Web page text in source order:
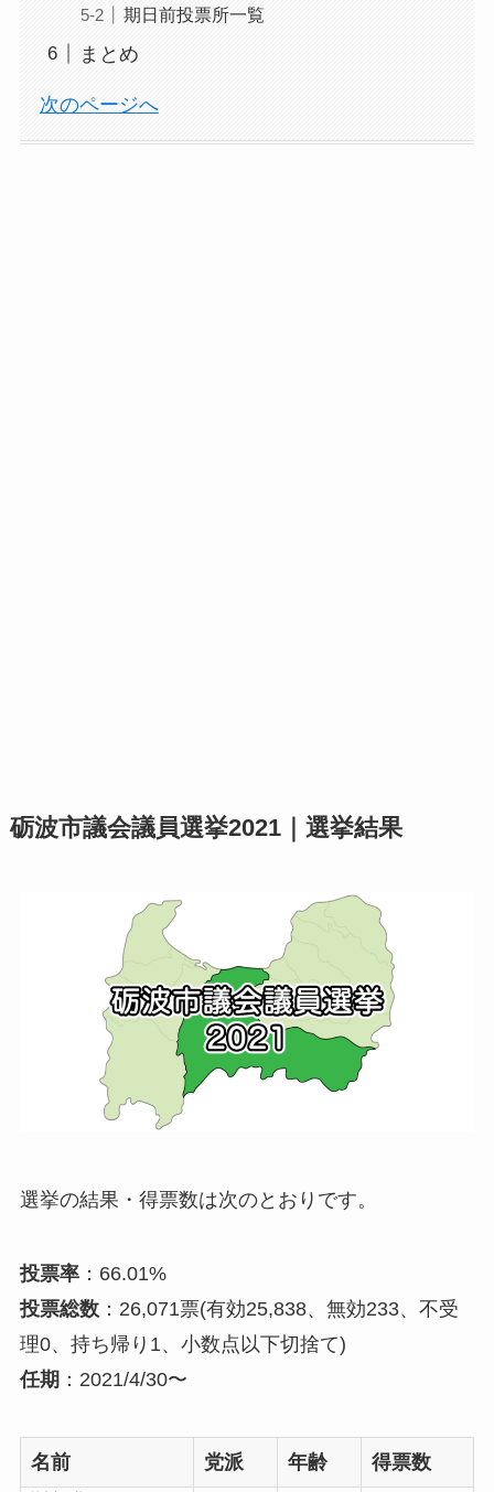
期日前投票所一覧
まとめ
次のページへ
砺波市議会議員選挙2021｜選挙結果
選挙の結果・得票数は次のとおりです。
投票率：66.01%
投票総数：26,071票(有効25,838、無効233、不受
理0、持ち帰り1、小数点以下切捨て)
任期 ：2021/4/30〜
名前 党派 年齢 得票数